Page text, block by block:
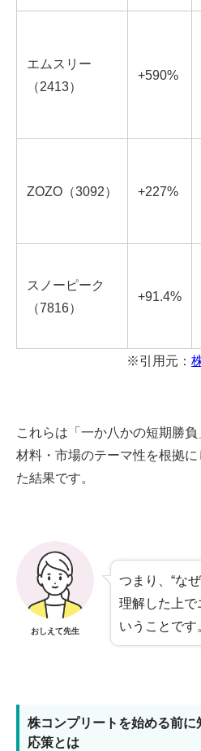
エムスリー
（2413）
+590%
ZOZO（3092） +227%
スノーピーク
（7816）
+91.4%
※引用元：
これらは「一か八かの短期勝
材料・市場のテーマ性を根拠
た結果です。
おしえて先生
つまり、“な
理解した上で
いうことです
株コンプリートを始める前
応策とは